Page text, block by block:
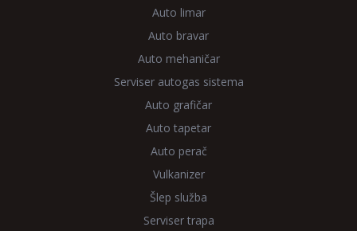
Auto limar
Auto bravar
Auto mehaničar
Serviser autogas sistema
Auto grafičar
Auto tapetar
Auto perač
Vulkanizer
Šlep služba
Serviser trapa